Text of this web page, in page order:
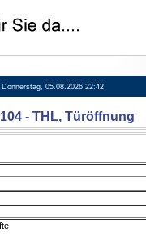
05.08.2026 22:42
- THL, Türöffnung